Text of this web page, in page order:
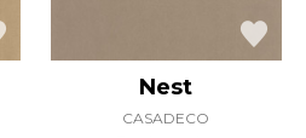
Nest
CASADECO